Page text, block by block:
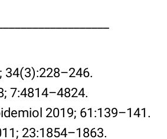
34(3):228–246.
7:4814–4824.
2019; 61:139–141.
23:1854–1863.